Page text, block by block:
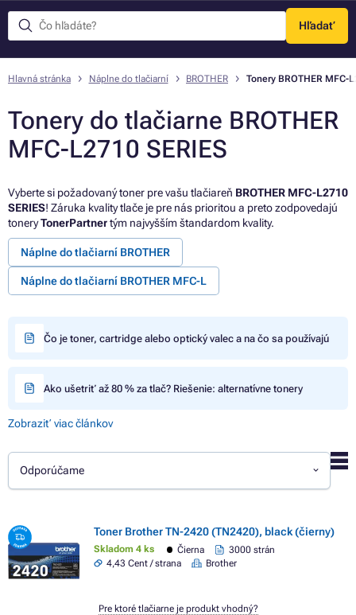
Hľadať
Menu
Hlavná stránka Náplne do tlačiarní BROTHER Tonery BROTHER MFC-
Tonery do tlačiarne BROTHER
MFC-L2710 SERIES
Vyberte si požadovaný toner pre vašu tlačiareň BROTHER MFC-L2710
SERIES! Záruka kvality tlače je pre nás prioritou a preto zodpovedajú
toneryTonerPartnertým najvyšším štandardom kvality.
Náplne do tlačiarní BROTHER
Náplne do tlačiarní BROTHER MFC-L
Čo je toner, cartridge alebo optický valec a na čo sa používajú
Ako ušetriť až 80 % za tlač? Riešenie: alternatívne tonery
Zobraziť viac článkov
Odporúčame
Toner Brother TN-2420 (TN2420), black (čierny)
Skladom 4 ks Čierna
3000 strán
4,43 Cent / strana
Brother
Pre ktoré tlačiarne je produkt vhodný?